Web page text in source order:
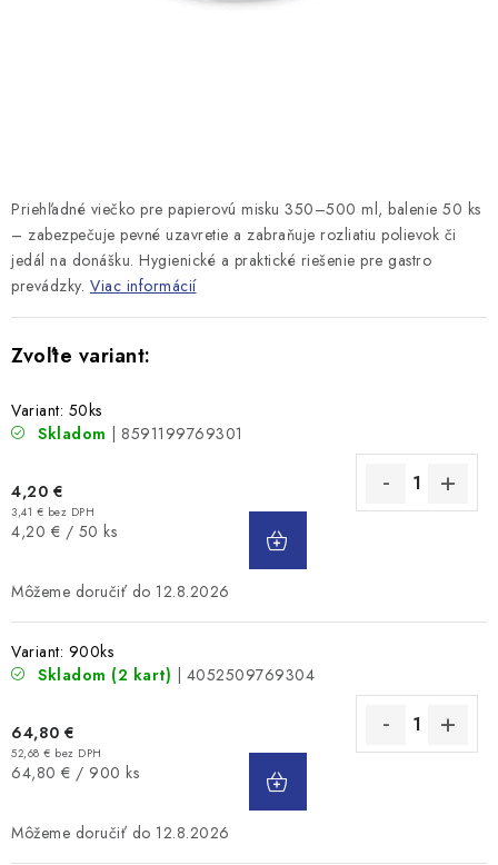
Priehľadné viečko pre papierovú misku 350–500 ml, balenie 50 ks
– zabezpečuje pevné uzavretie a zabraňuje rozliatiu polievok či
jedál na donášku. Hygienické a praktické riešenie pre gastro
prevádzky. Viac informácií
Variant: 50ks
Skladom
| 8591199769301
4,20 €
3,41 € bez DPH
Jednotková
4,20 € / 50 ks
12.8.2026
Variant: 900ks
Skladom (2 kart) | 4052509769304
64,80 €
52,68 € bez DPH
Jednotková
64,80 € / 900 ks
12.8.2026